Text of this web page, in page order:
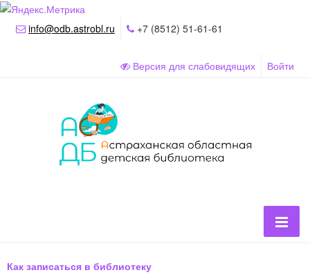
info@odb.astrobl.ru +7 (8512) 51-61-61
Версия для слабовидящих Войти
Как записаться в библиотеку